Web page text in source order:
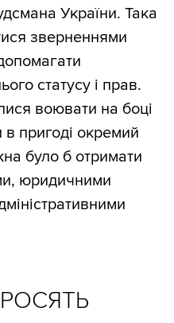
України. Така
зверненнями
статусу і прав.
воювати на боці
пригоді окремий
було б отримати
юридичними